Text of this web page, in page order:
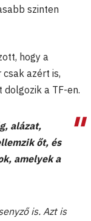
szinten
hogy a
azért is,
a TF-en.
alázat,
őt, és
amelyek a
is. Azt is